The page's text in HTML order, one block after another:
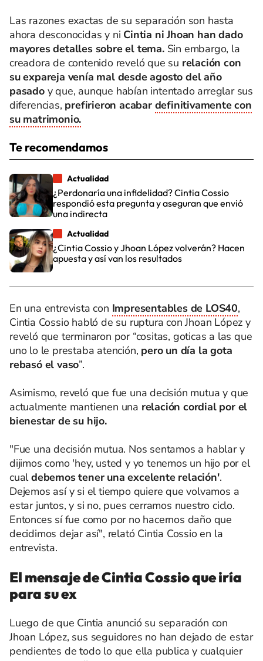
Las razones exactas de su separación son hasta
ahora desconocidas y ni Cintia ni Jhoan han dado
mayores detalles sobre el tema.Sin embargo, la
creadora de contenido reveló que su relación con
su expareja venía mal desde agosto del año
pasadoy que, aunque habían intentado arreglar sus
diferencias, prefirieron acabar definitivamente con
su matrimonio.
Te recomendamos
Actualidad
¿Perdonaría una infidelidad? Cintia Cossio
respondió esta pregunta y aseguran que envió
una indirecta
Actualidad
¿Cintia Cossio y Jhoan López volverán? Hacen
apuesta y así van los resultados
En una entrevista con Impresentables de LOS40,
Cintia Cossio habló de su ruptura con Jhoan López y
reveló que terminaron por “cositas, goticas a las que
uno lo le prestaba atención, pero un día la gota
rebasó el vaso”.
Asimismo, reveló que fue una decisión mutua y que
actualmente mantienen una relación cordial por el
bienestar de su hijo.
"Fue una decisión mutua. Nos sentamos a hablar y
dijimos como 'hey, usted y yo tenemos un hijo por el
cualdebemos tener una excelente relación'.
Dejemos así y si el tiempo quiere que volvamos a
estar juntos, y si no, pues cerramos nuestro ciclo.
Entonces sí fue como por no hacernos daño que
decidimos dejar así", relató Cintia Cossio en la
entrevista.
El mensaje de Cintia Cossio que iría
para su ex
Luego de que Cintia anunció su separación con
Jhoan López, sus seguidores no han dejado de estar
pendientes de todo lo que ella publica y cualquier